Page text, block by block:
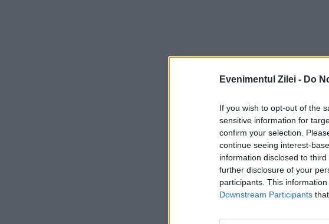
Evenimentul Zilei - Do
If you wish to opt-out of the
sensitive information for
confirm your selection.
continue seeing interest-
information disclosed to
further disclosure of your
participants. This
Downstream Participants